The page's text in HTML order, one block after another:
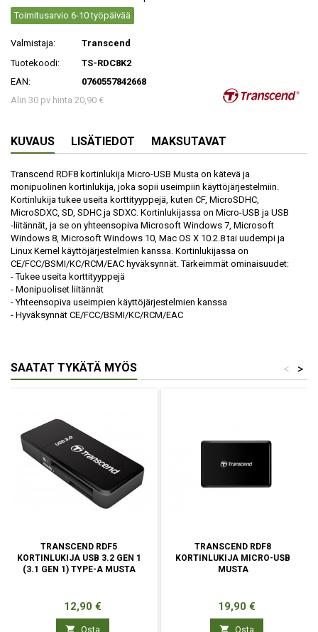
Toimitusarvio 6-10 työpäivää
Valmistaja:
Transcend
Tuotekoodi:
TS-RDC8K2
EAN:
0760557842668
Alin 30 pv hinta 20,90 €
KUVAUS LISÄTIEDOT MAKSUTAVAT
Transcend RDF8 kortinlukija Micro-USB Musta on kätevä ja
monipuolinen kortinlukija, joka sopii useimpiin käyttöjärjestelmiin.
Kortinlukija tukee useita korttityyppejä, kuten CF, MicroSDHC,
MicroSDXC, SD, SDHC ja SDXC. Kortinlukijassa on Micro-USB ja USB
-liitännät, ja se on yhteensopiva Microsoft Windows 7, Microsoft
Windows 8, Microsoft Windows 10, Mac OS X 10.2.8 tai uudempi ja
Linux Kernel käyttöjärjestelmien kanssa. Kortinlukijassa on
CE/FCC/BSMI/KC/RCM/EAC hyväksynnät. Tärkeimmät ominaisuudet:
- Tukee useita korttityyppejä
- Monipuoliset liitännät
- Yhteensopiva useimpien käyttöjärjestelmien kanssa
- Hyväksynnät CE/FCC/BSMI/KC/RCM/EAC
SAATAT TYKÄTÄ MYÖS >
<
TRANSCEND RDF5
KORTINLUKIJA USB 3.2 GEN 1
(3.1 GEN 1) TYPE-A MUSTA
Hinta
12,90 €
 Osta
TRANSCEND RDF8
KORTINLUKIJA MICRO-USB
MUSTA
Hinta
19,90 €
 Osta